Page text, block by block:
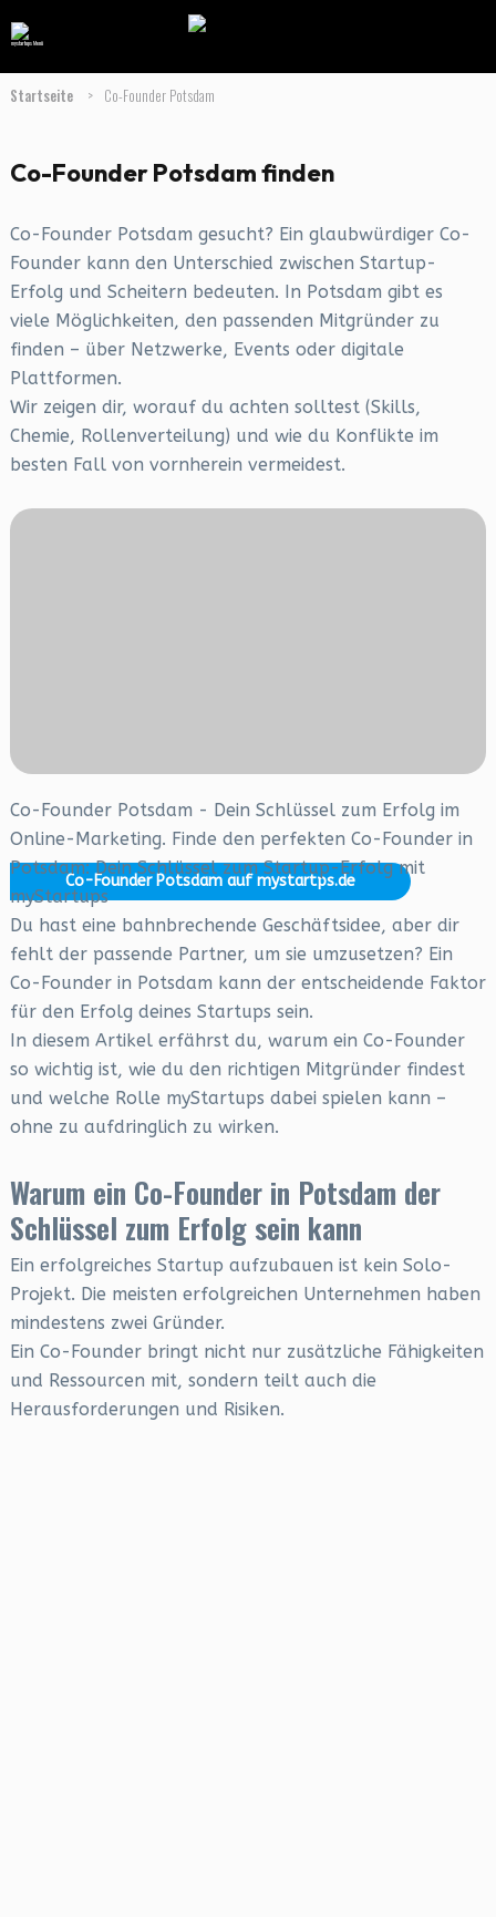
Startseite > Co-Founder Potsdam
Co-Founder Potsdam finden
Co-Founder Potsdam gesucht? Ein glaubwürdiger Co-
Founder kann den Unterschied zwischen Startup-
Erfolg und Scheitern bedeuten. In Potsdam gibt es
viele Möglichkeiten, den passenden Mitgründer zu
finden – über Netzwerke, Events oder digitale
Plattformen.
Wir zeigen dir, worauf du achten solltest (Skills,
Chemie, Rollenverteilung) und wie du Konflikte im
besten Fall von vornherein vermeidest.
Co-Founder Potsdam auf mystartps.de
Co-Founder Potsdam - Dein Schlüssel zum Erfolg im
Online-Marketing. Finde den perfekten Co-Founder in
Potsdam: Dein Schlüssel zum Startup-Erfolg mit
myStartups
Du hast eine bahnbrechende Geschäftsidee, aber dir
fehlt der passende Partner, um sie umzusetzen? Ein
Co-Founder in Potsdam kann der entscheidende Faktor
für den Erfolg deines Startups sein.
In diesem Artikel erfährst du, warum ein Co-Founder
so wichtig ist, wie du den richtigen Mitgründer findest
und welche Rolle myStartups dabei spielen kann –
ohne zu aufdringlich zu wirken.
Warum ein Co-Founder in Potsdam der
Schlüssel zum Erfolg sein kann
Ein erfolgreiches Startup aufzubauen ist kein Solo-
Projekt. Die meisten erfolgreichen Unternehmen haben
mindestens zwei Gründer.
Ein Co-Founder bringt nicht nur zusätzliche Fähigkeiten
und Ressourcen mit, sondern teilt auch die
Herausforderungen und Risiken.